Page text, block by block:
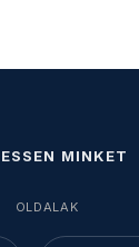
MINKET
OLDALAK